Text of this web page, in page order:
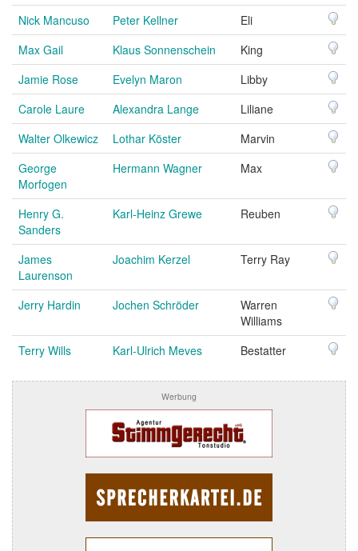
Nick Mancuso
Peter Kellner
Eli
Max Gail
Klaus Sonnenschein
King
Jamie Rose
Evelyn Maron
Libby
Carole Laure
Alexandra Lange
Liliane
Walter Olkewicz
Lothar Köster
Marvin
George
Morfogen
Hermann Wagner Max
Henry G.
Sanders
Karl-Heinz Grewe Reuben
James
Laurenson
Joachim Kerzel Terry Ray
Jerry Hardin Jochen Schröder
Warren
Williams
Terry Wills
Karl-Ulrich Meves Bestatter
Werbung